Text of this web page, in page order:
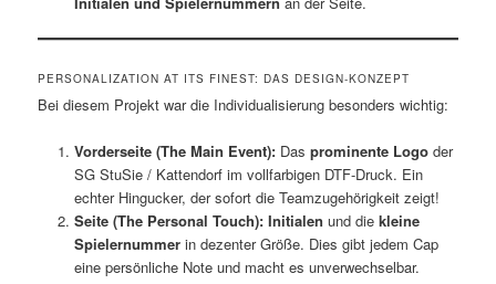
PERSONALIZATION AT ITS FINEST: DAS DESIGN-KONZEPT
Bei diesem Projekt war die Individualisierung besonders wichtig:
Vorderseite (The Main Event):Das prominente Logoder
SG StuSie / Kattendorf im vollfarbigen DTF-Druck. Ein
echter Hingucker, der sofort die Teamzugehörigkeit zeigt!
Seite (The Personal Touch): Initialen und die kleine
Spielernummerin dezenter Größe. Dies gibt jedem Cap
eine persönliche Note und macht es unverwechselbar.